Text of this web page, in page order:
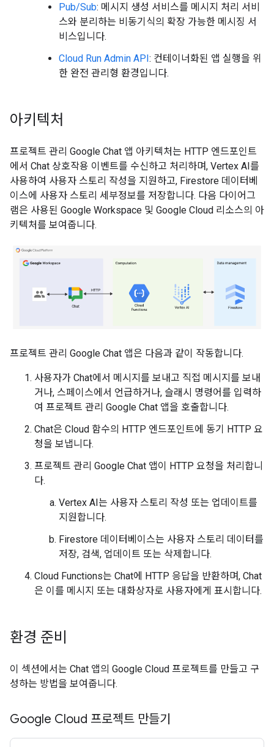
Pub/Sub: 메시지 생성 서비스를 메시지 처리 서비
스와 분리하는 비동기식의 확장 가능한 메시징 서
비스입니다.
Cloud Run Admin API: 컨테이너화된 앱 실행을 위
한 완전 관리형 환경입니다.
아키텍처
프로젝트 관리 Google Chat 앱 아키텍처는 HTTP 엔드포인트
에서 Chat 상호작용 이벤트를 수신하고 처리하며, Vertex AI를
사용하여 사용자 스토리 작성을 지원하고, Firestore 데이터베
이스에 사용자 스토리 세부정보를 저장합니다. 다음 다이어그
램은 사용된 Google Workspace 및 Google Cloud 리소스의 아
키텍처를 보여줍니다.
프로젝트 관리 Google Chat 앱은 다음과 같이 작동합니다.
사용자가 Chat에서 메시지를 보내고 직접 메시지를 보내
거나, 스페이스에서 언급하거나, 슬래시 명령어를 입력하
여 프로젝트 관리 Google Chat 앱을 호출합니다.
Chat은 Cloud 함수의 HTTP 엔드포인트에 동기 HTTP 요
청을 보냅니다.
프로젝트 관리 Google Chat 앱이 HTTP 요청을 처리합니
다.
Vertex AI는 사용자 스토리 작성 또는 업데이트를
지원합니다.
Firestore 데이터베이스는 사용자 스토리 데이터를
저장, 검색, 업데이트 또는 삭제합니다.
Cloud Functions는 Chat에 HTTP 응답을 반환하며, Chat
은 이를 메시지 또는 대화상자로 사용자에게 표시합니다.
환경 준비
이 섹션에서는 Chat 앱의 Google Cloud 프로젝트를 만들고 구
성하는 방법을 보여줍니다.
Google Cloud 프로젝트 만들기